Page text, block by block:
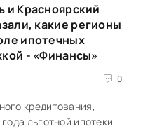
и Красноярский
какие регионы
ипотечных
- «Финансы»
0
кредитования,
льготной ипотеки